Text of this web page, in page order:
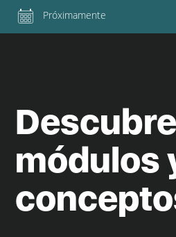
Próximamente
módulos